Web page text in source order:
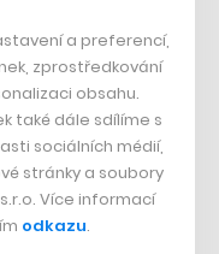
Nissanu
jen
začne v Evropě do
Navíc veškeré
uvede, budou už
ředitel
a preferencí,
zprostředkování
obsahu.
také dále sdílíme s
sociálních médií,
stránky a soubory
Více informací
odkazu.